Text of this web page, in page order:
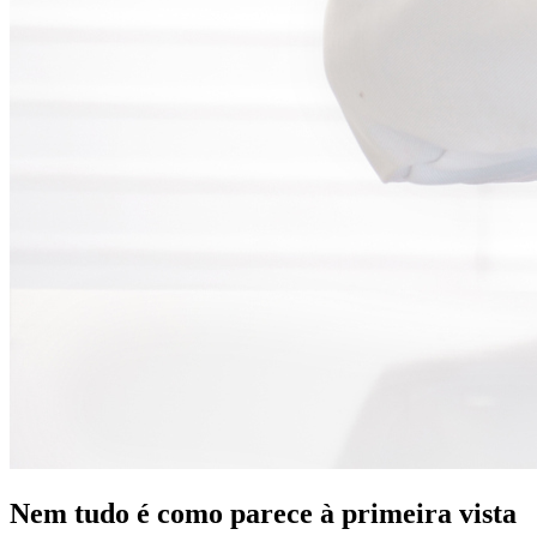
Nem tudo é como parece à primeira vista